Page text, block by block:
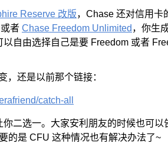
Reserve 改版，Chase 还对信用卡
或者 Chase Freedom Unlimited ，你生
自由选择自己是要 Freedom 或者
，还是以前那个链接：
catch-all
二选一。大家安利朋友的时候也可
的是 CFU 这种情况也有解决办法了~